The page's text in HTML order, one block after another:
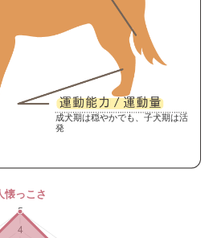
成犬期は穏やかでも、子犬期は活
発